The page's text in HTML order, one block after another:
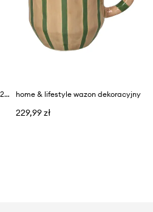
Wazon dekoracyjny z kamionki 13 x 20 cm home & lifestyle wazon dekoracyjny
229,99 zł